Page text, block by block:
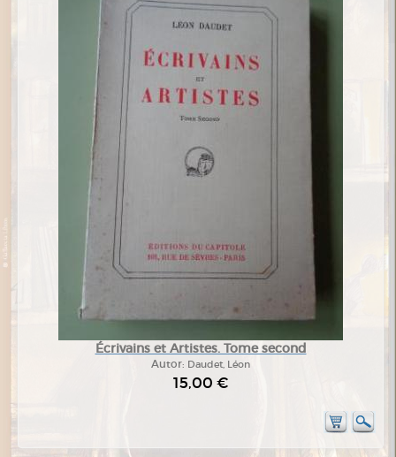
Écrivains et Artistes. Tome second
Autor: Daudet, Léon
15,00 €